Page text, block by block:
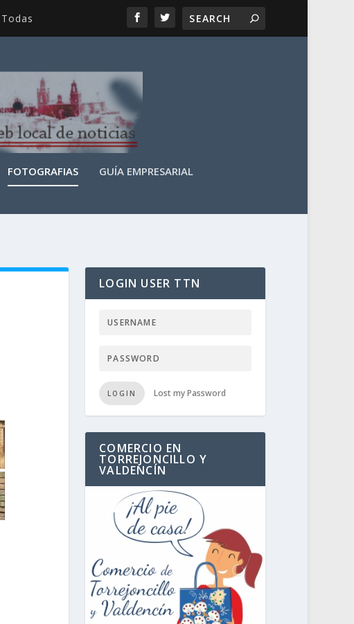
Todas
FOTOGRAFIAS GUÍA EMPRESARIAL
LOGIN USER TTN
LOGIN Lost my Password
COMERCIO EN
TORREJONCILLO Y
VALDENCÍN